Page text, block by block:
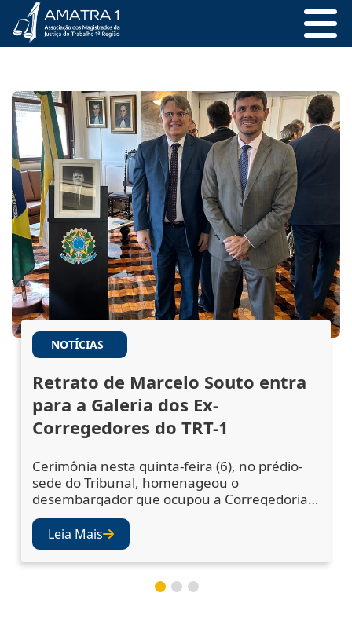
NOTÍCIAS
Retrato de Marcelo Souto entra
para a Galeria dos Ex-
Corregedores do TRT-1
Cerimônia nesta quinta-feira (6), no prédio-
sede do Tribunal, homenageou o
desembargador que ocupou a Corregedoria
Regional no biênio 2023/2025 A cerimônia de
descerramento do retrato do desembargador
Marcelo Augusto Souto de Oliveira,
corregedor regional no biênio 2023/2025,
ocorreu nesta quinta-feira (6), no Salão Nobre
do TRT-1. A solenidade celebrou a inclusão da
Leia Mais